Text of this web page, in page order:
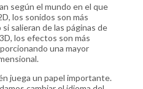
según el mundo en el que
los sonidos son más
salieran de las páginas de
los efectos son más
una mayor
juega un papel importante.